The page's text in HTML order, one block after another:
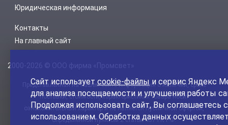
Юридическая информация
Контакты
На главный сайт
2000-2026 © ООО фирма «Промсвет»
Представленная на нашем сайте информация о наличии, сроке
поставки, стоимости, характеристиках товара носит
ознакомительный характер и не является публичной офертой,
определенной пунктом 2 статьи 437 ГК РФ.
Сайт используетcookie-файлы и сервис Яндекс
для анализа посещаемости и улучшения работы
Продолжая использовать сайт, Вы соглашаетесь
использованием. Обработка данных